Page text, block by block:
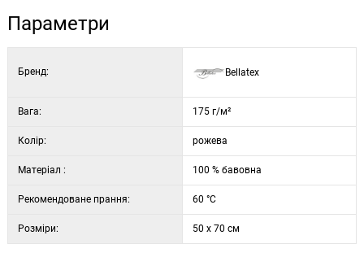
Параметри
Бренд: Bellatex
Вага: 175 г/м²
Колір: рожева
Матеріал : 100 % бавовна
Рекомендоване прання: 60 °C
Розміри: 50 x 70 см